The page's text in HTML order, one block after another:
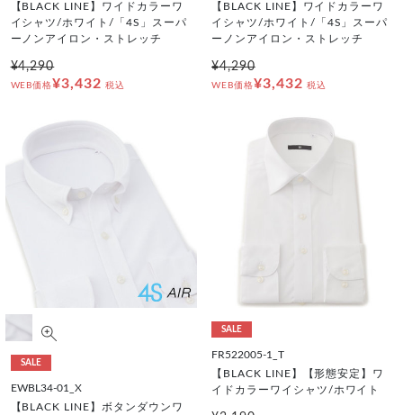
【BLACK LINE】ワイドカラーワ
イシャツ/ホワイト/「4S」スーパ
ーノンアイロン・ストレッチ
¥4,290
WEB価格¥3,432 税込
【BLACK LINE】ワイドカラーワ
イシャツ/ホワイト/「4S」スーパ
ーノンアイロン・ストレッチ
¥4,290
WEB価格¥3,432 税込
SALE
EWBL34-01_X
【BLACK LINE】ボタンダウンワ
SALE
FR522005-1_T
【BLACK LINE】【形態安定】ワ
イドカラーワイシャツ/ホワイト